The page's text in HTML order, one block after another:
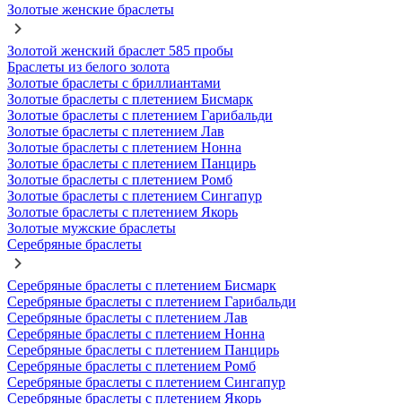
Золотые женские браслеты
Золотой женский браслет 585 пробы
Браслеты из белого золота
Золотые браслеты с бриллиантами
Золотые браслеты с плетением Бисмарк
Золотые браслеты с плетением Гарибальди
Золотые браслеты с плетением Лав
Золотые браслеты с плетением Нонна
Золотые браслеты с плетением Панцирь
Золотые браслеты с плетением Ромб
Золотые браслеты с плетением Сингапур
Золотые браслеты с плетением Якорь
Золотые мужские браслеты
Серебряные браслеты
Серебряные браслеты с плетением Бисмарк
Серебряные браслеты с плетением Гарибальди
Серебряные браслеты с плетением Лав
Серебряные браслеты с плетением Нонна
Серебряные браслеты с плетением Панцирь
Серебряные браслеты с плетением Ромб
Серебряные браслеты с плетением Сингапур
Серебряные браслеты с плетением Якорь